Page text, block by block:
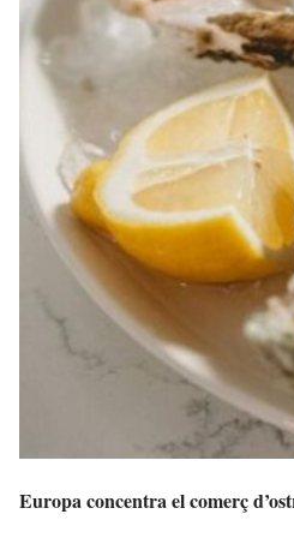
Europa concentra el comerç